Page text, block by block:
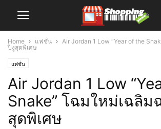
Home แฟชั่น
Air Jordan 1 Low “Year of the
ปีงูสุดพิเศษ
แฟชั่น
Air Jordan 1 Low
Snake” โฉมใหม่เฉลิม
สุดพิเศษ